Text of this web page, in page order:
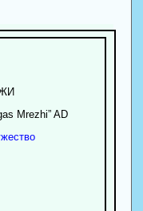
Mrezhi” AD